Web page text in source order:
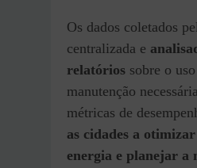
Os dados coletados
centralizada e
relatórios sobre o
manutenção
métricas de
as cidades a
energia e planejar a